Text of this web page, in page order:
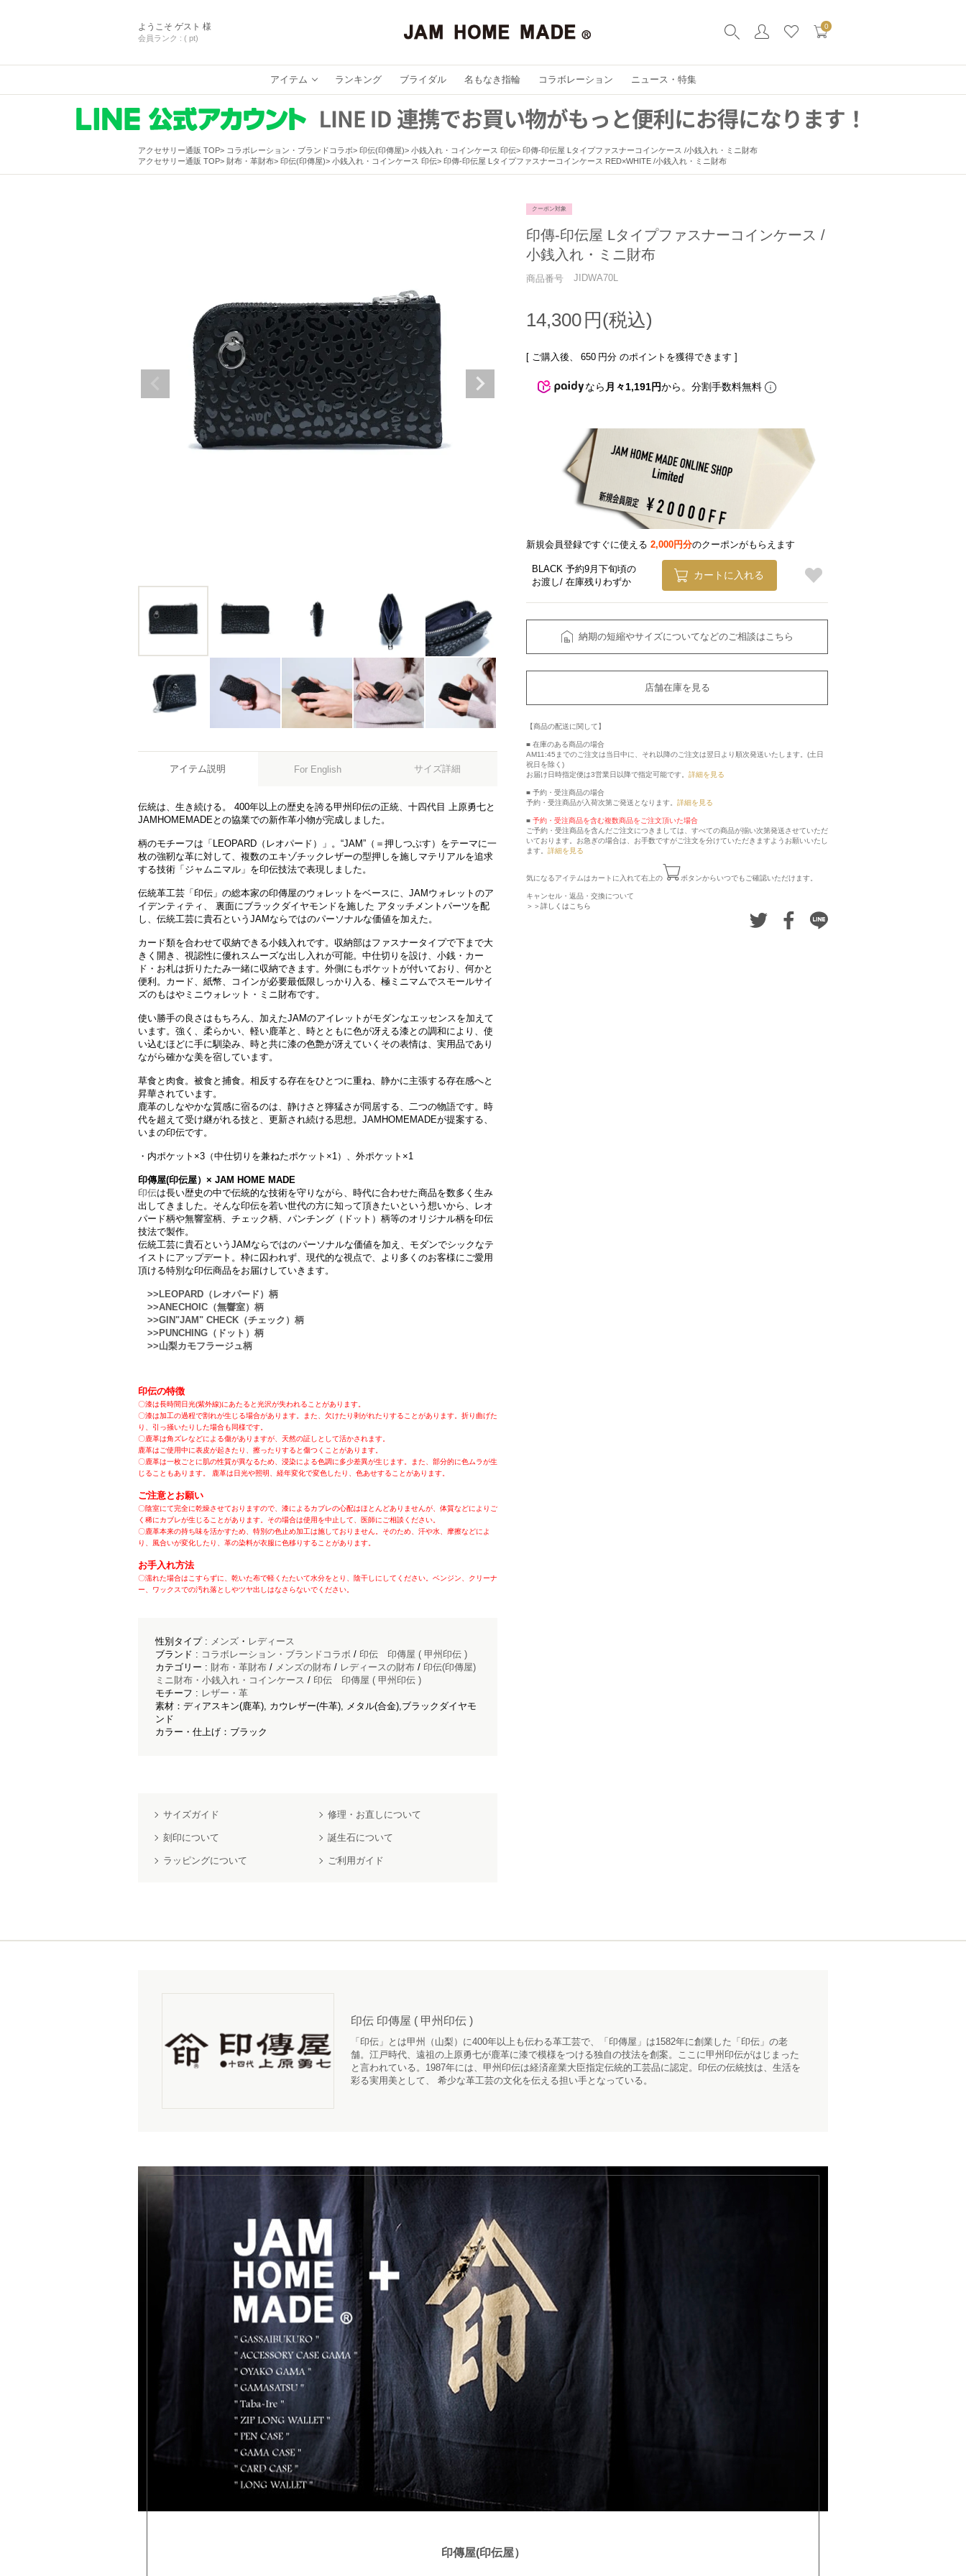
ようこそ ゲスト 様
会員ランク : ( pt)
0
アイテム ランキング ブライダル 名もなき指輪 コラボレーション ニュース・特集
アクセサリー通販 TOP コラボレーション・ブランドコラボ 印伝(印傳屋) 小銭入れ・コインケース 印伝
印傳-印伝屋 Lタイプファスナーコインケース /小銭入れ・ミニ財布
アクセサリー通販 TOP
財布・革財布 印伝(印傳屋) 小銭入れ・コインケース 印伝 印傳-印伝屋 Lタイプファスナーコインケース RED×WHITE /小銭入れ・ミニ財布
アイテム説明 For English サイズ詳細
伝統は、生き続ける。 400年以上の歴史を誇る甲州印伝の正統、十四代目 上原勇七と
JAMHOMEMADEとの協業での新作革小物が完成しました。
柄のモチーフは「LEOPARD（レオパード）」。“JAM”（＝押しつぶす）をテーマに一
枚の強靭な革に対して、複数のエキゾチックレザーの型押しを施しマテリアルを追求
する技術「ジャムニマル」を印伝技法で表現しました。
伝統革工芸「印伝」の総本家の印傳屋のウォレットをベースに、JAMウォレットのア
イデンティティ、 裏面にブラックダイヤモンドを施した アタッチメントパーツを配
し、伝統工芸に貴石というJAMならではのパーソナルな価値を加えた。
カード類を合わせて収納できる小銭入れです。収納部はファスナータイプで下まで大
きく開き、視認性に優れスムーズな出し入れが可能。中仕切りを設け、小銭・カー
ド・お札は折りたたみ一緒に収納できます。外側にもポケットが付いており、何かと
便利。カード、紙幣、コインが必要最低限しっかり入る、極ミニマムでスモールサイ
ズのもはやミニウォレット・ミニ財布です。
使い勝手の良さはもちろん、加えたJAMのアイレットがモダンなエッセンスを加えて
います。強く、柔らかい、軽い鹿革と、時とともに色が冴える漆との調和により、使
い込むほどに手に馴染み、時と共に漆の色艶が冴えていくその表情は、実用品であり
ながら確かな美を宿しています。
草食と肉食。被食と捕食。相反する存在をひとつに重ね、静かに主張する存在感へと
昇華されています。
鹿革のしなやかな質感に宿るのは、静けさと獰猛さが同居する、二つの物語です。時
代を超えて受け継がれる技と、更新され続ける思想。JAMHOMEMADEが提案する、
いまの印伝です。
・内ポケット×3（中仕切りを兼ねたポケット×1）、外ポケット×1
印傳屋(印伝屋）× JAM HOME MADE
印伝は長い歴史の中で伝統的な技術を守りながら、時代に合わせた商品を数多く生み
出してきました。そんな印伝を若い世代の方に知って頂きたいという想いから、レオ
パード柄や無響室柄、チェック柄、パンチング（ドット）柄等のオリジナル柄を印伝
技法で製作。
伝統工芸に貴石というJAMならではのパーソナルな価値を加え、モダンでシックなテ
イストにアップデート。枠に囚われず、現代的な視点で、より多くのお客様にご愛用
頂ける特別な印伝商品をお届けしていきます。
>>LEOPARD（レオパード）柄
>>ANECHOIC（無響室）柄
>>GIN"JAM" CHECK（チェック）柄
>>PUNCHING（ドット）柄
>>山梨カモフラージュ柄
印伝の特徴
〇漆は長時間日光(紫外線)にあたると光沢が失われることがあります。
〇漆は加工の過程で割れが生じる場合があります。また、欠けたり剥がれたりすることがあります。折り曲げた
り、引っ掻いたりした場合も同様です。
〇鹿革は角ズレなどによる傷がありますが、天然の証しとして活かされます。
鹿革はご使用中に表皮が起きたり、擦ったりすると傷つくことがあります。
〇鹿革は一枚ごとに肌の性質が異なるため、浸染による色調に多少差異が生じます。また、部分的に色ムラが生
じることもあります。 鹿革は日光や照明、経年変化で変色したり、色あせすることがあります。
ご注意とお願い
〇陰室にて完全に乾燥させておりますので、漆によるカブレの心配はほとんどありませんが、体質などによりご
く稀にカブレが生じることがあります。その場合は使用を中止して、医師にご相談ください。
〇鹿革本来の持ち味を活かすため、特別の色止め加工は施しておりません。そのため、汗や水、摩擦などによ
り、風合いが変化したり、革の染料が衣服に色移りすることがあります。
お手入れ方法
〇濡れた場合はこすらずに、乾いた布で軽くたたいて水分をとり、陰干しにしてください。ベンジン、クリーナ
ー、ワックスでの汚れ落としやツヤ出しはなさらないでください。
性別タイプ : メンズ ・ レディース
ブランド : コラボレーション・ブランドコラボ / 印伝 印傳屋 ( 甲州印伝 )
カテゴリー : 財布・革財布 / メンズの財布 / レディースの財布 / 印伝(印傳屋)
ミニ財布・小銭入れ・コインケース / 印伝 印傳屋 ( 甲州印伝 )
モチーフ : レザー・革
素材：ディアスキン(鹿革), カウレザー(牛革), メタル(合金),ブラックダイヤモ
ンド
カラー・仕上げ：ブラック
サイズガイド 修理・お直しについて
刻印について 誕生石について
ラッピングについて ご利用ガイド
クーポン対象
印傳-印伝屋 Lタイプファスナーコインケース /
小銭入れ・ミニ財布
商品番号 JIDWA70L
14,300
[ ご購入後、 650 円分 のポイントを獲得できます ]
なら 月々1,191円から。分割手数料無料
新規会員登録ですぐに使える 2,000円分のクーポンがもらえます
BLACK 予約9月下旬頃の
お渡し
在庫残りわずか
カートに入れる
納期の短縮やサイズについてなどのご相談はこちら
店舗在庫を見る
【商品の配送に関して】
■ 在庫のある商品の場合
AM11:45までのご注文は当日中に、それ以降のご注文は翌日より順次発送いたします。(土日
祝日を除く)
お届け日時指定便は3営業日以降で指定可能です。 詳細を見る
■ 予約・受注商品の場合
予約・受注商品が入荷次第ご発送となります。 詳細を見る
■ 予約・受注商品を含む複数商品をご注文頂いた場合
ご予約・受注商品を含んだご注文につきましては、すべての商品が揃い次第発送させていただ
いております。お急ぎの場合は、お手数ですがご注文を分けていただきますようお願いいたし
ます。 詳細を見る
気になるアイテムはカートに入れて右上の ボタンからいつでもご確認いただけます。
キャンセル・返品・交換について
＞＞詳しくはこちら
印伝 印傳屋 ( 甲州印伝 )
「印伝」とは甲州（山梨）に400年以上も伝わる革工芸で、「 印傳屋 」は1582年に創業した「 印伝」の老
舗。江戸時代、遠祖の上原勇七が鹿革に漆で模様をつける独自の技法を創案。ここに甲州印伝がはじまった
と言われている。1987年には、甲州印伝は経済産業大臣指定伝統的工芸品に認定。印伝の伝統技は、生活を
彩る実用美として、 希少な革工芸の文化を伝える担い手となっている。
印傳屋(印伝屋）